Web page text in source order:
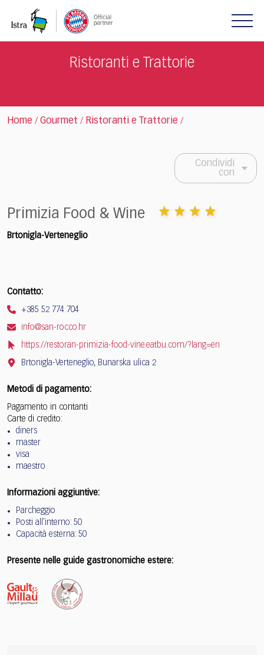
note:
Ristoranti e Trattorie
Home / Gourmet / Ristoranti e Trattorie /
Condividi
con
Primizia Food & Wine
Brtonigla-Verteneglio
Contatto:
+385 52 774 704
info@san-rocco.hr
https://restoran-primizia-food-vine.eatbu.com/?lang=en
Brtonigla-Verteneglio, Bunarska ulica 2
Metodi di pagamento:
Pagamento in contanti
Carte di credito:
diners
master
visa
maestro
Informazioni aggiuntive:
Parcheggio
Posti all'interno: 50
Capacità esterna: 50
Presente nelle guide gastronomiche estere: